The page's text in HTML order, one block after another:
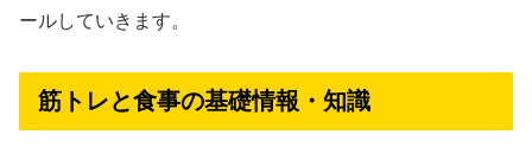
ールしていきます。
筋トレと食事の基礎情報・知識